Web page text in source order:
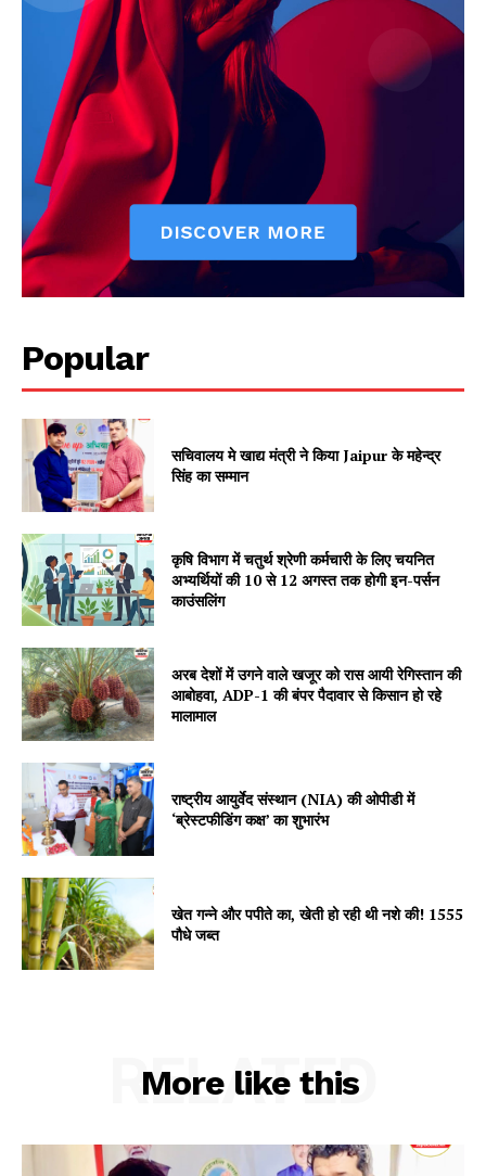
Jagruk Janta
Vishwasniya Hindi Akhbaar
SUBSCRIBE NOW
Company
About
Contact us
Subscription Plans
My account
Popular
सचिवालय मे खाद्य मंत्री ने किया Jaipur के महेन्द्र
सिंह का सम्मान
कृषि विभाग में चतुर्थ श्रेणी कर्मचारी के लिए चयनित
अभ्यर्थियों की 10 से 12 अगस्त तक होगी इन-पर्सन
काउंसलिंग
अरब देशों में उगने वाले खजूर को रास आयी रेगिस्तान की
आबोहवा, ADP-1 की बंपर पैदावार से किसान हो रहे
मालामाल
राष्ट्रीय आयुर्वेद संस्थान (NIA) की ओपीडी में
‘ब्रेस्टफीडिंग कक्ष’ का शुभारंभ
खेत गन्ने और पपीते का, खेती हो रही थी नशे की! 1555
पौधे जब्त
More like this
RELATED